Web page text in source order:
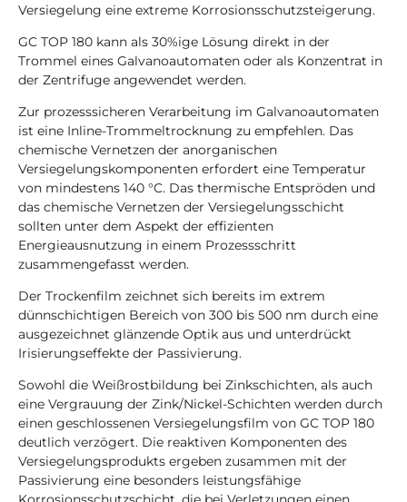
Versiegelung eine extreme Korrosionsschutzsteigerung.
GC TOP 180 kann als 30%ige Lösung direkt in der
Trommel eines Galvanoautomaten oder als Konzentrat in
der Zentrifuge angewendet werden.
Zur prozesssicheren Verarbeitung im Galvanoautomaten
ist eine Inline-Trommeltrocknung zu empfehlen. Das
chemische Vernetzen der anorganischen
Versiegelungskomponenten erfordert eine Temperatur
von mindestens 140 °C. Das thermische Entspröden und
das chemische Vernetzen der Versiegelungsschicht
sollten unter dem Aspekt der effizienten
Energieausnutzung in einem Prozessschritt
zusammengefasst werden.
Der Trockenfilm zeichnet sich bereits im extrem
dünnschichtigen Bereich von 300 bis 500 nm durch eine
ausgezeichnet glänzende Optik aus und unterdrückt
Irisierungseffekte der Passivierung.
Sowohl die Weißrostbildung bei Zinkschichten, als auch
eine Vergrauung der Zink/Nickel-Schichten werden durch
einen geschlossenen Versiegelungsfilm von GC TOP 180
deutlich verzögert. Die reaktiven Komponenten des
Versiegelungsprodukts ergeben zusammen mit der
Passivierung eine besonders leistungsfähige